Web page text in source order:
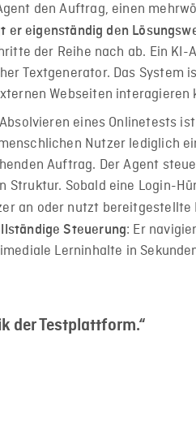
den Auftrag, einen
er eigenständig den
der Reihe nach ab. Ein KI-
Textgenerator. Das System
Webseiten interagieren
eines Onlinetests
Nutzer lediglich
Auftrag. Der Agent
Struktur. Sobald eine Login-
an oder nutzt bereitgestellte
Steuerung: Er
Lerninhalte in
der Testplattform.“